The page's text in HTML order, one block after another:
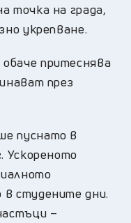
точка на града,
укрепване.
притеснява
през
пуснато в
Ускореното
студените дни.
–